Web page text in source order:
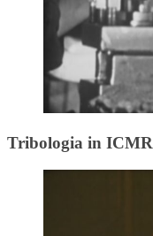
Tribologia in ICMR